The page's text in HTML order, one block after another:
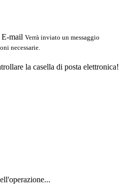
E-mail Verrà inviato un messaggio
necessarie.
la casella di posta elettronica!